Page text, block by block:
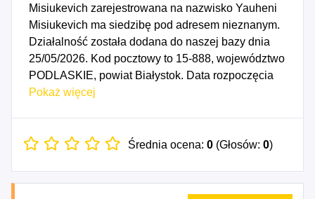
Misiukevich zarejestrowana na nazwisko Yauheni
Misiukevich ma siedzibę pod adresem nieznanym.
Działalność została dodana do naszej bazy dnia
25/05/2026. Kod pocztowy to 15-888, województwo
PODLASKIE, powiat Białystok. Data rozpoczęcia
działalności gospodarczej przypada na dzień
Pokaż więcej
Średnia ocena: 0 (Głosów: 0)